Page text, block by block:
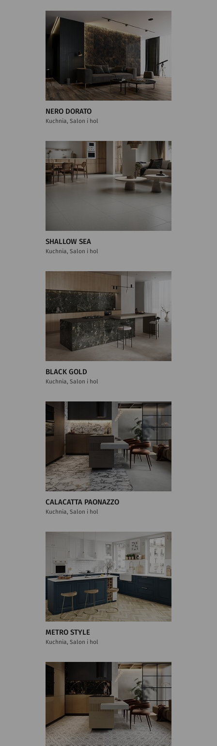
NERO DORATO
Kuchnia, Salon i hol
SHALLOW SEA
Kuchnia, Salon i hol
BLACK GOLD
Kuchnia, Salon i hol
CALACATTA PAONAZZO
Kuchnia, Salon i hol
METRO STYLE
Kuchnia, Salon i hol